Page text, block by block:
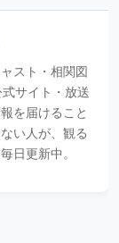
スト・相関図
サイト・放送
を届けること
い人が、観る
日更新中。